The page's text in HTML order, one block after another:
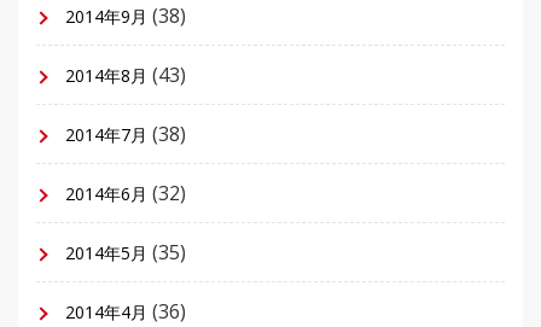
2014年9月 (38)
2014年8月 (43)
2014年7月 (38)
2014年6月 (32)
2014年5月 (35)
2014年4月 (36)